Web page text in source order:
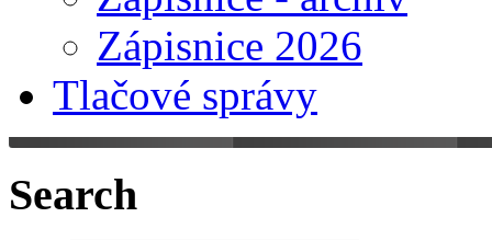
Zápisnice 2026
Tlačové správy
Search